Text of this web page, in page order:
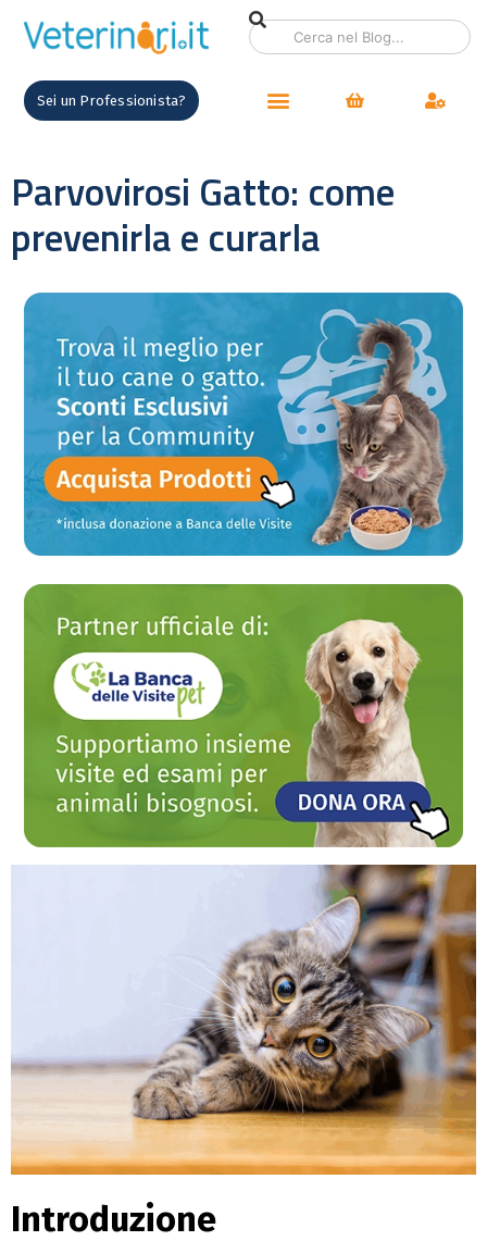
Sei un Professionista?
Parvovirosi Gatto: come
prevenirla e curarla
Introduzione